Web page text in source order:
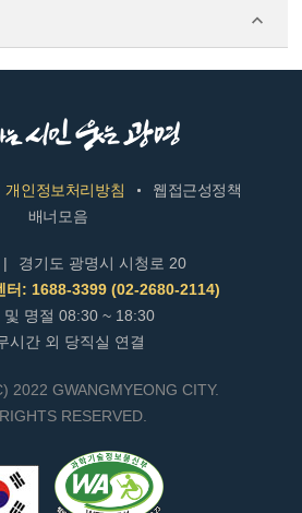
개인정보처리방침
웹접근성정책
배너모음
|
경기도 광명시 시청로 20
터: 1688-3399 (02-2680-2114)
및 명절 08:30 ~ 18:30
시간 외 당직실 연결
2022 GWANGMYEONG CITY.
RESERVED.